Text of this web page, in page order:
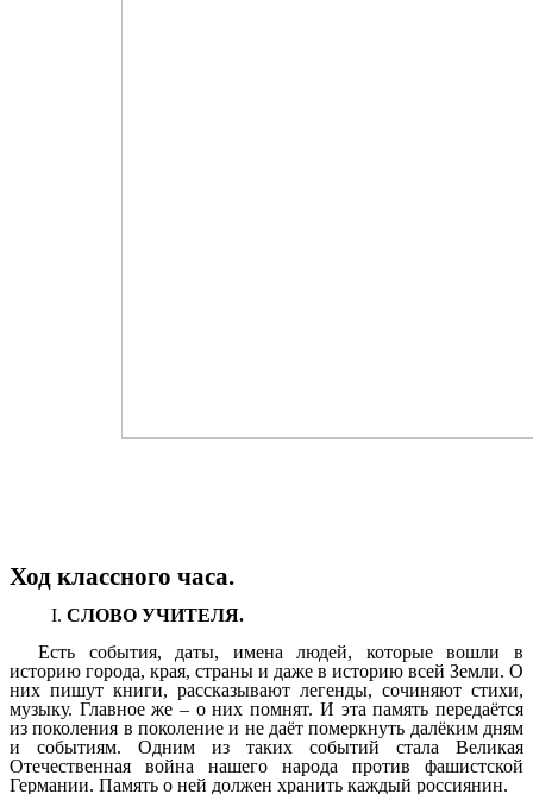
Ход классного часа.
СЛОВО УЧИТЕЛЯ.
Есть события, даты, имена людей, которые вошли в
историю города, края, страны и даже в историю всей Земли. О
них пишут книги, рассказывают легенды, сочиняют стихи,
музыку. Главное же – о них помнят. И эта память передаётся
из поколения в поколение и не даёт померкнуть далёким дням
и событиям. Одним из таких событий стала Великая
Отечественная война нашего народа против фашистской
Германии. Память о ней должен хранить каждый россиянин.